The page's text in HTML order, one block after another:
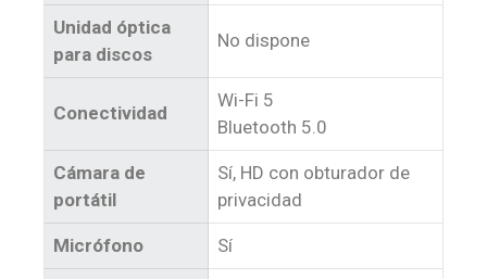
Unidad óptica
para discos
No dispone
Conectividad
Wi-Fi 5
Bluetooth 5.0
Cámara de
portátil
Sí, HD con obturador de
privacidad
Micrófono Sí